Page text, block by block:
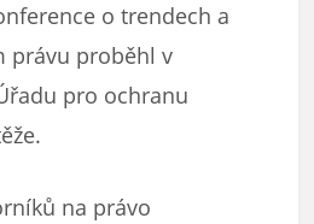
o trendech a
právu proběhl v
pro ochranu
na právo